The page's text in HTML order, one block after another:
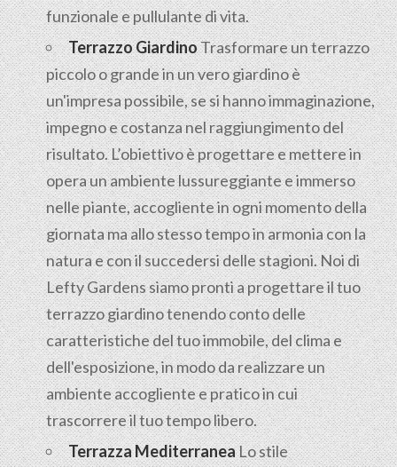
funzionale e pullulante di vita.
Terrazzo GiardinoTrasformare un terrazzo
piccolo o grande in un vero giardino è
un'impresa possibile, se si hanno immaginazione,
impegno e costanza nel raggiungimento del
risultato. L’obiettivo è progettare e mettere in
opera un ambiente lussureggiante e immerso
nelle piante, accogliente in ogni momento della
giornata ma allo stesso tempo in armonia con la
natura e con il succedersi delle stagioni. Noi di
Lefty Gardens siamo pronti a progettare il tuo
terrazzo giardino tenendo conto delle
caratteristiche del tuo immobile, del clima e
dell'esposizione, in modo da realizzare un
ambiente accogliente e pratico in cui
trascorrere il tuo tempo libero.
Terrazza MediterraneaLo stile